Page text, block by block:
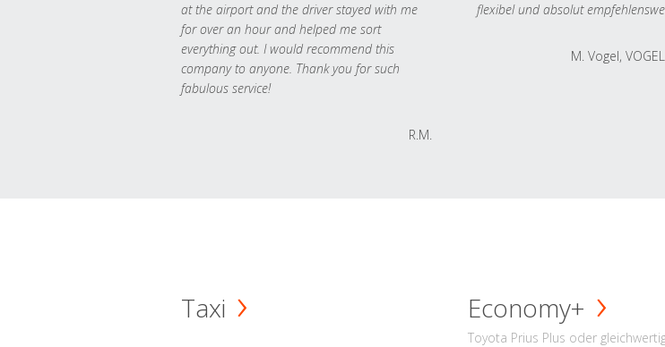
at the airport and the driver stayed with me
for over an hour and helped me sort
everything out. I would recommend this
company to anyone. Thank you for such
fabulous service!
R.M.
flexibel und absolut
M. Vogel,
Taxi Economy+
Toyota Prius Plus oder